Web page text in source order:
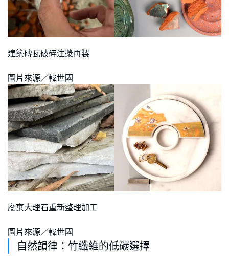
建築磚瓦破碎注漿再製
圖片來源／韓世國
廢棄大理石重新整理加工
圖片來源／韓世國
自然韻律：竹纖維的低碳選擇